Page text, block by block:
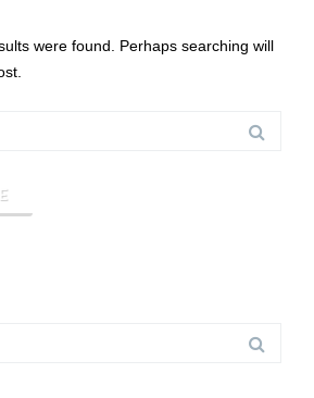
were found. Perhaps searching will